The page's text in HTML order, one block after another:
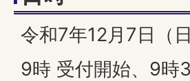
令和7年12月7日（日
9時 受付開始、9時